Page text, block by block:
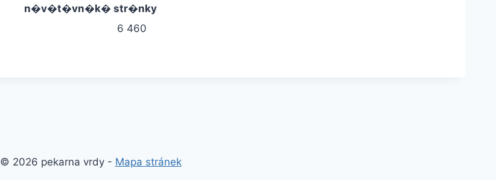
n�v�t�vn�k� str�nky
6 460
© 2026 pekarna vrdy - Mapa stránek